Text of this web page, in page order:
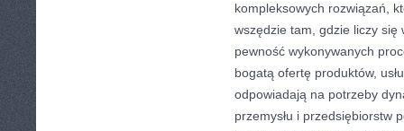
kompleksowych rozwiązań,
wszędzie tam, gdzie liczy się
pewność wykonywanych
bogatą ofertę produktów,
odpowiadają na potrzeby
przemysłu i przedsiębiorstw